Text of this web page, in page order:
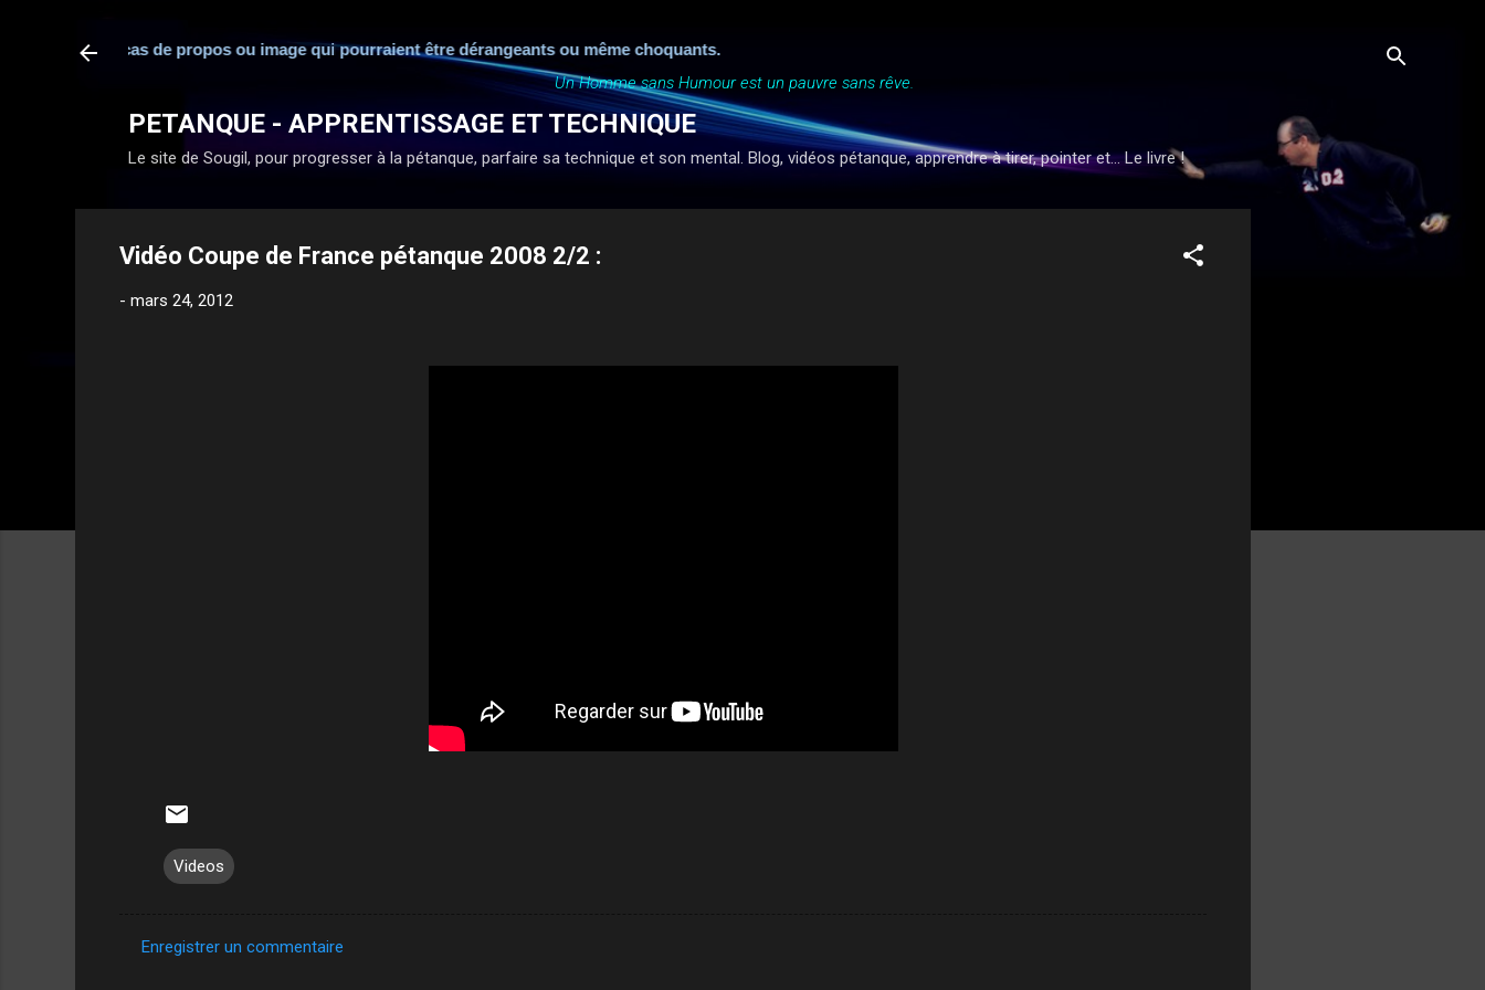
en cas de propos ou image qui pourraient être dérangeants ou même choquants.
Un Homme sans Humour est un pauvre sans rêve.
PETANQUE - APPRENTISSAGE ET TECHNIQUE
Le site de Sougil, pour progresser à la pétanque, parfaire sa technique et son mental. Blog, vidéos pétanque, apprendre à tirer, pointer et... Le livre !
Vidéo Coupe de France pétanque 2008 2/2 :
- mars 24, 2012
Videos
Enregistrer un commentaire